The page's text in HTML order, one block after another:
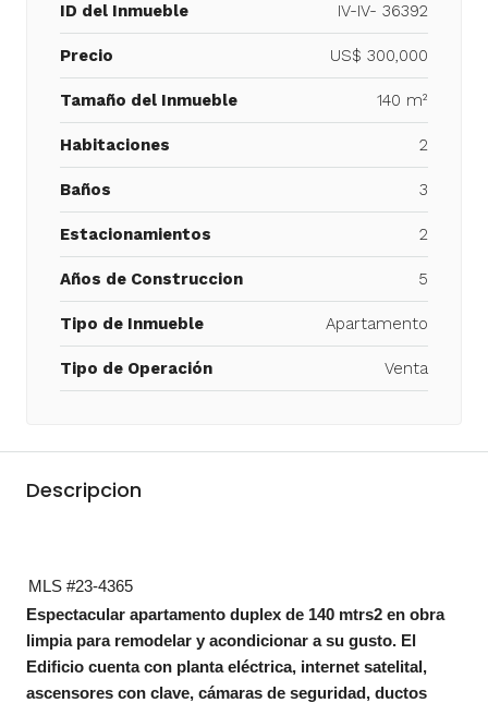
ID del Inmueble IV-IV- 36392
Precio US$ 300,000
Tamaño del Inmueble 140 m²
Habitaciones 2
Baños 3
Estacionamientos 2
Años de Construccion 5
Tipo de Inmueble Apartamento
Tipo de Operación Venta
Descripcion
MLS #23-4365
Espectacular apartamento duplex de 140 mtrs2 en obra
limpia para remodelar y acondicionar a su gusto. El
Edificio cuenta con planta eléctrica, internet satelital,
ascensores con clave, cámaras de seguridad, ductos